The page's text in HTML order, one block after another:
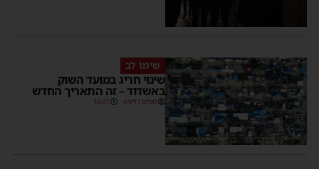
שימו לב
שינוי חריג במועד השוק
באשדוד – זה התאריך החדש
מנחם דויטש 16:07